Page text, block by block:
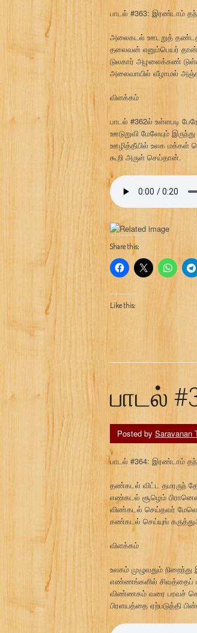
பாடல் #363: இரண்டாம்
அலைகடல் ஊடறுத்
தலைவன் எனும்பெயர்
டுலகார் அழலைக்கண்
அலைவாயில் வீழாமல்
விளக்கம்
பாடல் #362ல் உள்ளபடி
ஊடுறுவி மேலேயும்
ஊழித்தீயில் உலக மக்கள்
கூறி அருள் செய்தான்.
Share this:
Like this:
பாடல்
Posted by Saravanan
பாடல் #364: இரண்டாம்
தண்கடல் விட்ட தமரருந்
எண்கடல் சூழெம்
விண்கடல் செய்தவர்
கண்கடல் செய்யுங்
விளக்கம்
உலகம் முழுவதும்
எண்ணங்களில் சிவத்தைப்
விண்ணகம் வரை பரவச்
பிரளயத்தை ஏற்படுத்தி